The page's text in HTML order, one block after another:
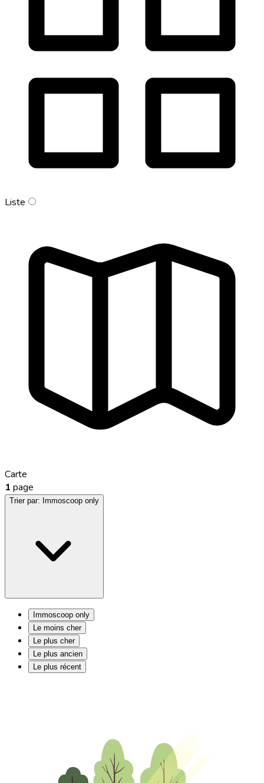
Liste
Carte
1 page
Trier par: Immoscoop only
Immoscoop only
Le moins cher
Le plus cher
Le plus ancien
Le plus récent